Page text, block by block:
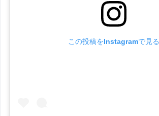
この投稿をInstagramで見る